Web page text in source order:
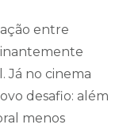
entre
Já no cinema
desafio: além
menos